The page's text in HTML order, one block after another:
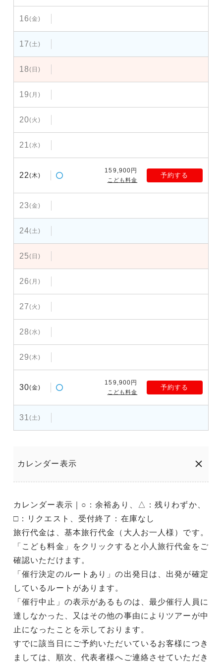
16(金)
17(土)
18(日)
19(月)
20(火)
21(水)
22(木)
159,900円
こども料金
予約する
23(金)
24(土)
25(日)
26(月)
27(火)
28(水)
29(木)
30(金)
159,900円
こども料金
予約する
31(土)
カレンダー表示
カレンダー表示｜○：余裕あり、△：残りわずか、
□：リクエスト、受付終了：在庫なし
旅行代金は、基本旅行代金（大人お一人様）です。
「こども料金」をクリックすると小人旅行代金をご
確認いただけます。
「催行決定のルートあり」の出発日は、出発が確定
しているルートがあります。
「催行中止」の表示があるものは、最少催行人員に
達しなかった、又はその他の事由によりツアーが中
止になったことを示しております。
すでに該当日にご予約いただいているお客様につき
ましては、順次、代表者様へご連絡させていただき